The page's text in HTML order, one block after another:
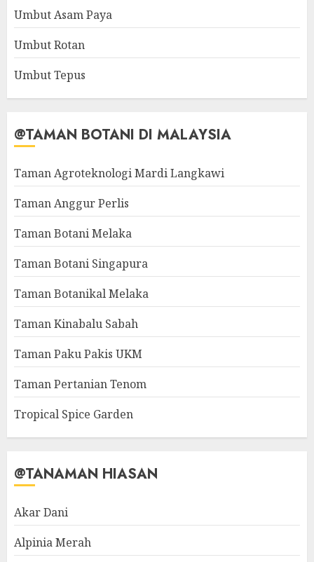
Umbut Asam Paya
Umbut Rotan
Umbut Tepus
@TAMAN BOTANI DI MALAYSIA
Taman Agroteknologi Mardi Langkawi
Taman Anggur Perlis
Taman Botani Melaka
Taman Botani Singapura
Taman Botanikal Melaka
Taman Kinabalu Sabah
Taman Paku Pakis UKM
Taman Pertanian Tenom
Tropical Spice Garden
@TANAMAN HIASAN
Akar Dani
Alpinia Merah